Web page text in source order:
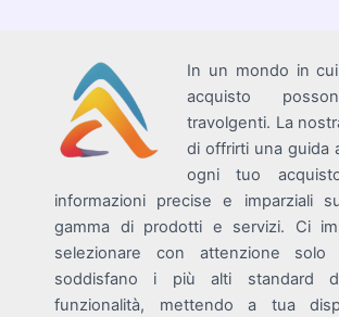
In un mondo in
acquisto
travolgenti. La
di offrirti una guida
ogni tuo
informazioni precise e imparziali
gamma di prodotti e servizi. Ci
selezionare con attenzione solo
soddisfano i più alti standard
funzionalità, mettendo a tua